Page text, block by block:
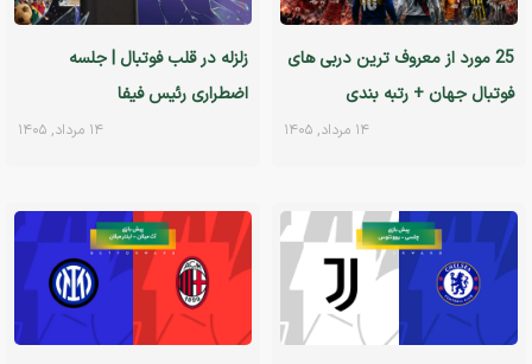
25 مورد از معروف ترین دربی های
فوتبال جهان + رتبه بندی
۱۴ مرداد, ۱۴۰۵
زلزله در قلب فوتبال | جلسه
اضطراری رئیس فیفا
۱۴ مرداد, ۱۴۰۵